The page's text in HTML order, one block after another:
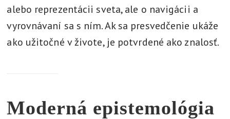
alebo reprezentácii sveta, ale o navigácii a
vyrovnávaní sa s ním. Ak sa presvedčenie ukáže
ako užitočné v živote, je potvrdené ako znalosť.
Moderná epistemológia